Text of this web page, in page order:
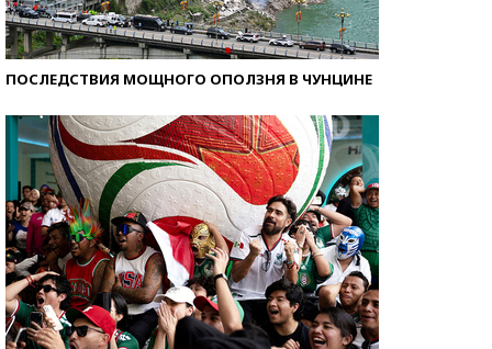
ПОСЛЕДСТВИЯ МОЩНОГО ОПОЛЗНЯ В ЧУНЦИНЕ